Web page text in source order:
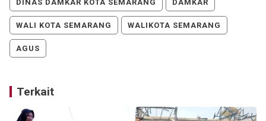
DINAS DAMKAR KOTA SEMARANG DAMKAR
WALI KOTA SEMARANG WALIKOTA SEMARANG
AGUS
Terkait